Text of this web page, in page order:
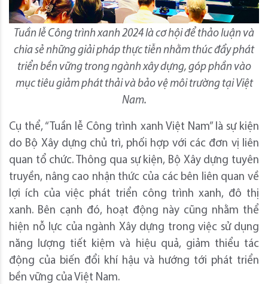
Tuần lễ Công trình xanh 2024 là cơ hội để thảo luận và
chia sẻ những giải pháp thực tiễn nhằm thúc đẩy phát
triển bền vững trong ngành xây dựng, góp phần vào
mục tiêu giảm phát thải và bảo vệ môi trường tại Việt
Nam.
Cụ thể, “Tuần lễ Công trình xanh Việt Nam” là sự kiện
do Bộ Xây dựng chủ trì, phối hợp với các đơn vị liên
quan tổ chức. Thông qua sự kiện, Bộ Xây dựng tuyên
truyền, nâng cao nhận thức của các bên liên quan về
lợi ích của việc phát triển công trình xanh, đô thị
xanh. Bên cạnh đó, hoạt động này cũng nhằm thể
hiện nỗ lực của ngành Xây dựng trong việc sử dụng
năng lượng tiết kiệm và hiệu quả, giảm thiểu tác
động của biến đổi khí hậu và hướng tới phát triển
bền vững của Việt Nam.